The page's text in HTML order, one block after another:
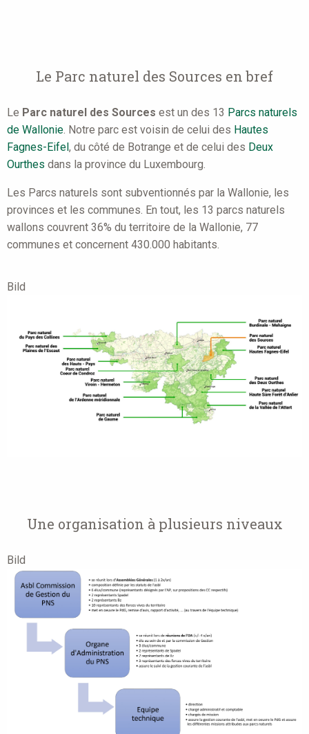
Le Parc naturel des Sources en bref
Le Parc naturel des Sources est un des 13 Parcs naturels
de Wallonie. Notre parc est voisin de celui des Hautes
Fagnes-Eifel , du côté de Botrange et de celui des Deux
Ourthes dans la province du Luxembourg.
Les Parcs naturels sont subventionnés par la Wallonie, les
provinces et les communes. En tout, les 13 parcs naturels
wallons couvrent 36% du territoire de la Wallonie, 77
communes et concernent 430.000 habitants.
Bild
Une organisation à plusieurs niveaux
Bild